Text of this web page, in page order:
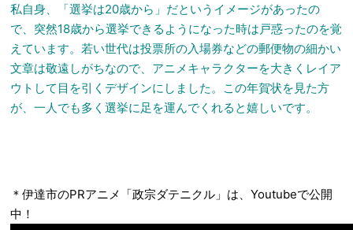
私自身、「選挙は20歳から」だというイメージがあったの
で、突然18歳から選挙できるようになった時は戸惑ったのを覚
えています。若い世代は投票所の入場券などの郵便物の細かい
文章は敬遠しがちなので、アニメキャラクターを大きくレイア
ウトして目を引くデザインにしました。この年賀状を見た方
が、一人でも多く選挙に足を運んでくれると嬉しいです。
＊伊達市のPRアニメ「政宗ダテニクル」は、Youtubeで公開
中！